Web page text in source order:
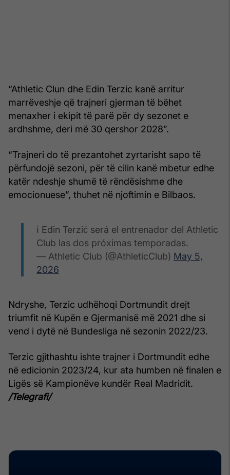
“Athletic Clun dhe Edin Terzic kanë arritur
marrëveshje që trajneri gjerman të bëhet
menaxher i ekipit të parë për dy sezonet e
ardhshme, deri më 30 qershor 2028”.
“Trajneri do të prezantohet zyrtarisht sapo të
përfundojë sezoni, për të cilin kanë mbetur edhe
katër ndeshje shumë të rëndësishme dhe
emocionuese”, thuhet në njoftimin e Bilbaos.
ℹ️ Edin Terzić será el entrenador del Athletic
Club las dos próximas temporadas.
— Athletic Club (@AthleticClub) May 5,
2026
Ndryshe, Terzic udhëhoqi Dortmundit drejt
triumfit në Kupën e Gjermanisë më 2021 dhe si
vend i dytë në Bundesliga në sezonin 2022/23.
Terzic gjithashtu ishte trajner i Dortmundit edhe
në edicionin 2023/24, kur ata humben në finalen e
Ligës së Kampionëve kundër Real Madridit.
/Telegrafi/